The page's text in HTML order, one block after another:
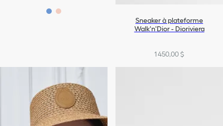
Sneaker à plateforme
Walk'n'Dior - Dioriviera
1 450,00 $